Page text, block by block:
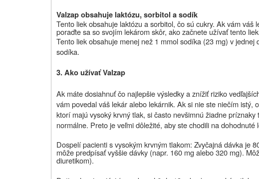
Valzap obsahuje laktózu, sorbitol a sodík
Tento liek obsahuje laktózu a sorbitol, čo sú cukry. Ak vám váš
poraďte sa so svojím lekárom skôr, ako začnete užívať tento
Tento liek obsahuje menej než 1 mmol sodíka (23 mg) v
sodíka.
3. Ako užívať Valzap
Ak máte dosiahnuť čo najlepšie výsledky a znížiť riziko
vám povedal váš lekár alebo lekárnik. Ak si nie ste niečím istý,
ktorí majú vysoký krvný tlak, si často nevšimnú žiadne
normálne. Preto je veľmi dôležité, aby ste chodili na
Dospelí pacienti s vysokým krvným tlakom: Zvyčajná dávka je
môže predpísať vyššie dávky (napr. 160 mg alebo 320 mg).
diuretikom).